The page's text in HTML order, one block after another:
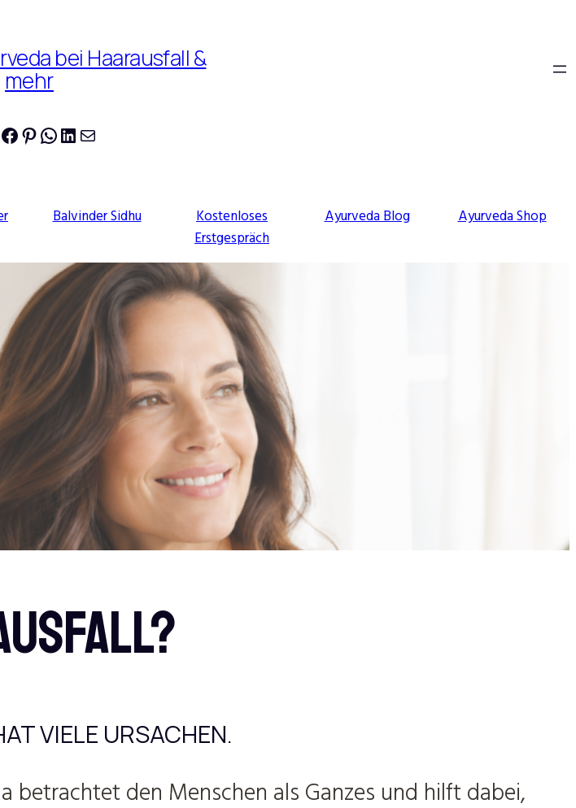
bei Haarausfall &
mehr
Facebook
Pinterest
WhatsApp
LinkedIn
E-Mail
Balvinder Sidhu
Kostenloses
Erstgespräch
Ayurveda Blog Ayurveda Shop
VIELE URSACHEN.
betrachtet den Menschen als Ganzes und hilft dabei,